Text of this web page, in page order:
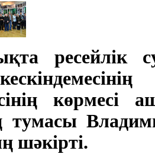
ресейлік
көрмесі
тумасы
шәкірті.